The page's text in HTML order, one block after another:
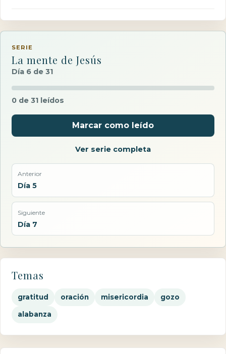
SERIE
La mente de Jesús
Día 6 de 31
0 de 31 leídos
Marcar como leído
Ver serie completa
Anterior
Día 5
Siguiente
Día 7
Temas
gratitud oración misericordia gozo
alabanza